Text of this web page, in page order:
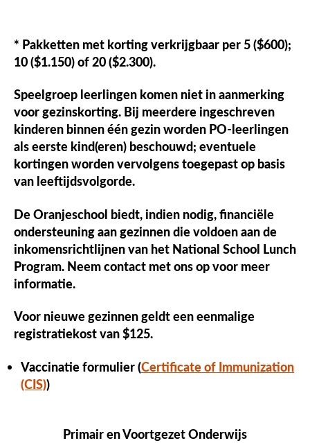
* Pakketten met korting verkrijgbaar per 5 ($600);
10 ($1.150) of 20 ($2.300).
Speelgroep leerlingen komen niet in aanmerking
voor gezinskorting. Bij meerdere ingeschreven
kinderen binnen één gezin worden PO-leerlingen
als eerste kind(eren) beschouwd; eventuele
kortingen worden vervolgens toegepast op basis
van leeftijdsvolgorde.
De Oranjeschool biedt, indien nodig, financiële
ondersteuning aan gezinnen die voldoen aan de
inkomensrichtlijnen van het National School Lunch
Program. Neem contact met ons op voor meer
informatie.
Voor nieuwe gezinnen geldt een eenmalige
registratiekost van$125.
Vaccinatie formulier (Certificate of Immunization
(CIS))
Primair en Voortgezet Onderwijs